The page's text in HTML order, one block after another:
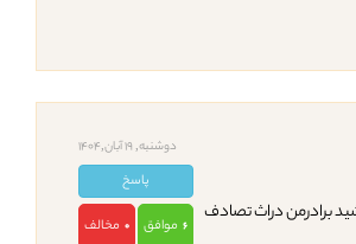
دوشنبه, 19 آبان,1404
پاسخ
6 موافق 0 مخالف
برادرمن دراث تصادف